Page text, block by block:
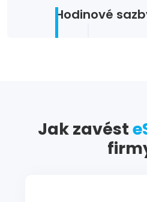
Hodinové
Jak zavést